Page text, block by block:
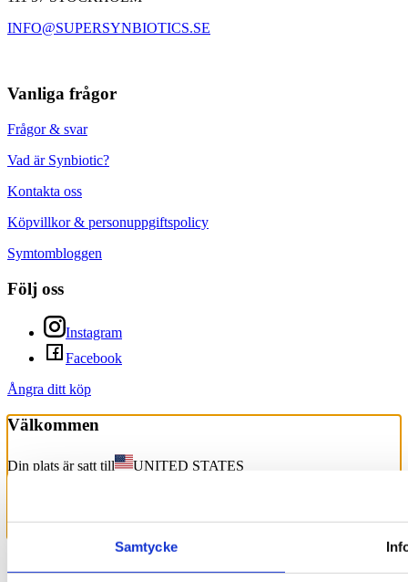
Samtycke
INFO@SUPERSYNBIOTICS.SE
Vanliga frågor
Frågor & svar
Vad är Synbiotic?
Kontakta oss
Köpvillkor & personuppgiftspolicy
Symtombloggen
Följ oss
Instagram
Facebook
Ångra ditt köp
Välkommen
Din plats är satt till
UNITED STATES